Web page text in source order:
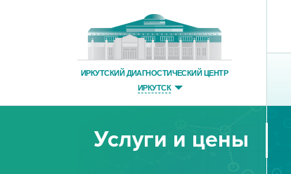
ИРКУТСКИЙ ДИАГНОСТИЧЕСКИЙ ЦЕНТР
ИРКУТСК
Услуги и цены